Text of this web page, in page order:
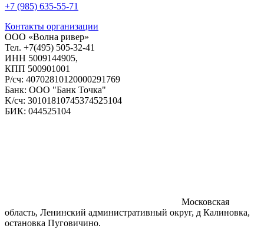
+7 (985) 635-55-71
Контакты организации
ООО «Волна ривер»
Тел. +7(495) 505-32-41
ИНН 5009144905,
КПП 500901001
P/cч: 40702810120000291769
Банк: ООО "Банк Точка"
K/cч: 30101810745374525104
БИК: 044525104
Московская
область, Ленинский административный округ, д Калиновка,
остановка Пуговичино.